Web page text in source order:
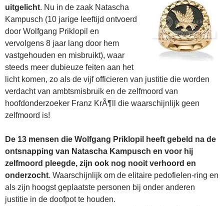
uitgelicht. Nu in de zaak Natascha
Kampusch (10 jarige leeftijd ontvoerd
door Wolfgang Priklopil en
vervolgens 8 jaar lang door hem
vastgehouden en misbruikt), waar
steeds meer dubieuze feiten aan het
licht komen, zo als de vijf officieren van justitie die worden
verdacht van ambtsmisbruik en de zelfmoord van
hoofdonderzoeker Franz KrÃ¶ll die waarschijnlijk geen
zelfmoord is!
De 13 mensen die Wolfgang Priklopil heeft gebeld na de
ontsnapping van Natascha Kampusch en voor hij
zelfmoord pleegde, zijn ook nog nooit verhoord en
onderzocht. Waarschijnlijk om de elitaire pedofielen-ring en
als zijn hoogst geplaatste personen bij onder anderen
justitie in de doofpot te houden.